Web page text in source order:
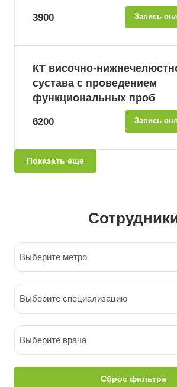
3900 Запись
КТ височно-
сустава с проведением
функциональных проб
6200 Запись
Показать еще
Выберите метро
Выберите специализацию
Выберите врача
Сброс фильтра